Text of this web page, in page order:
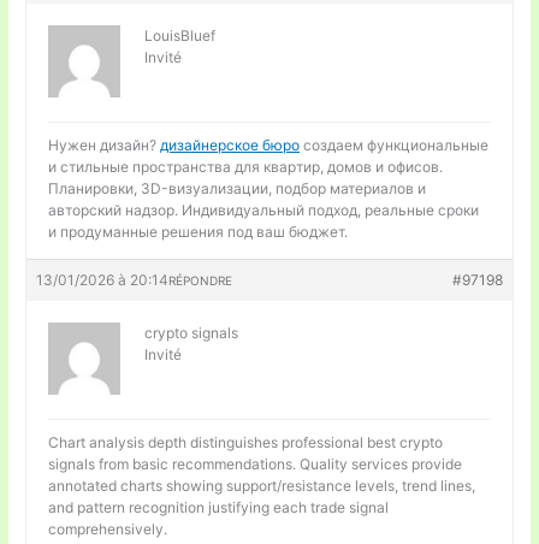
LouisBluef
Invité
Нужен дизайн? дизайнерское бюро создаем функциональные
и стильные пространства для квартир, домов и офисов.
Планировки, 3D-визуализации, подбор материалов и
авторский надзор. Индивидуальный подход, реальные сроки
и продуманные решения под ваш бюджет.
13/01/2026 à 20:14 #97198
RÉPONDRE
crypto signals
Invité
Chart analysis depth distinguishes professional best crypto
signals from basic recommendations. Quality services provide
annotated charts showing support/resistance levels, trend lines,
and pattern recognition justifying each trade signal
comprehensively.